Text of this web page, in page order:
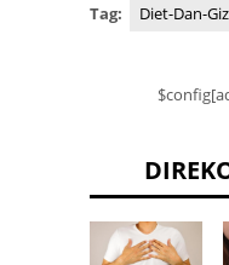
Tag: Diet-Dan-